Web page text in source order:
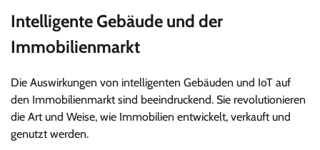
Intelligente Gebäude und der
Immobilienmarkt
Die Auswirkungen von intelligenten Gebäuden und IoT auf
den Immobilienmarkt sind beeindruckend. Sie revolutionieren
die Art und Weise, wie Immobilien entwickelt, verkauft und
genutzt werden.